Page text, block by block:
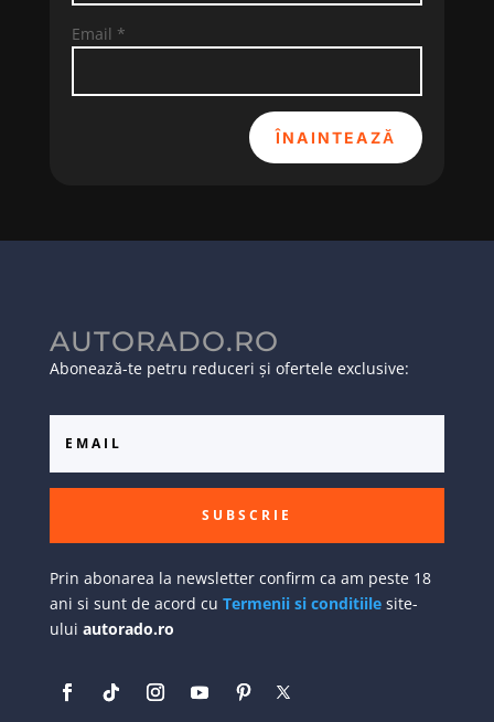
Email *
ÎNAINTEAZĂ
AUTORADO.RO
Abonează-te petru reduceri și ofertele exclusive:
SUBSCRIE
Prin abonarea la newsletter confirm ca am peste 18
ani si sunt de acord cu Termenii si conditiilesite-
ului autorado.ro